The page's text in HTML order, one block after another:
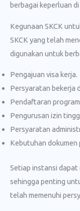
berbagai keperluan
Kegunaan SKCK
SKCK yang telah
digunakan untuk
Pengajuan visa kerja.
Persyaratan bekerja
Pendaftaran
Pengurusan izin
Persyaratan
Kebutuhan dokumen
Setiap instansi dapat
sehingga penting
telah memenuhi